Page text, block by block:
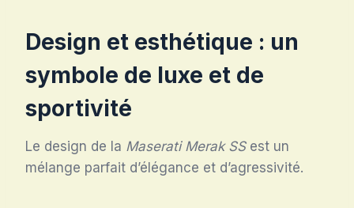
Design et esthétique : un
symbole de luxe et de
sportivité
Le design de la Maserati Merak SSest un
mélange parfait d’élégance et d’agressivité.